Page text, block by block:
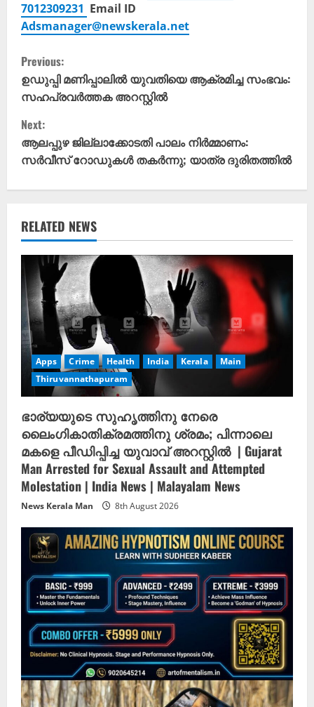
7012309231 Email ID
Adsmanager@newskerala.net
C
o
n
t
i
u
e
R
e
a
i
n
g
Previous:
ഉഡുപ്പി മണിപ്പാലിൽ യുവതിയെ ആക്രമിച്ച സംഭവം:
സഹപ്രവർത്തക അറസ്റ്റിൽ
Next:
ആലപ്പുഴ ജില്ലാക്കോടതി പാലം നിർമ്മാണം:
സർവീസ് റോഡുകൾ തകർന്നു; യാത്ര ദുരിതത്തിൽ
RELATED NEWS
Apps Crime Health India Kerala
Main
Thiruvannathapuram
ഭാര്യയുടെ സുഹൃത്തിനു നേരെ
ലൈംഗികാതിക്രമത്തിനു ശ്രമം; പിന്നാലെ
മകളെ പീഡിപ്പിച്ച യുവാവ് അറസ്റ്റിൽ ‌ | Gujarat
Man Arrested for Sexual Assault and Attempted
Molestation | India News | Malayalam News
News Kerala Man 8th August 2026